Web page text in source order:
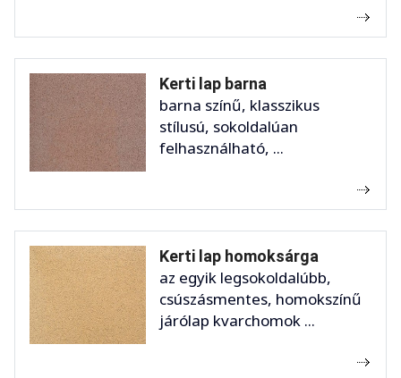
Kerti lap barna
barna színű, klasszikus
stílusú, sokoldalúan
felhasználható, ...
Kerti lap homoksárga
az egyik legsokoldalúbb,
csúszásmentes, homokszínű
járólap kvarchomok ...